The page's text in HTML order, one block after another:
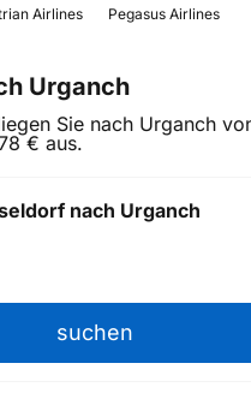
Austrian Airlines
Urganch
Sie nach Urganch
€ aus.
nach Urganch
suchen